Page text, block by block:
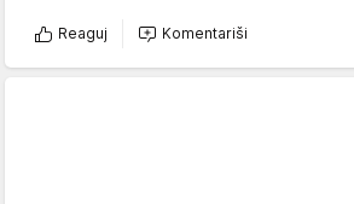
Reaguj Komentariši